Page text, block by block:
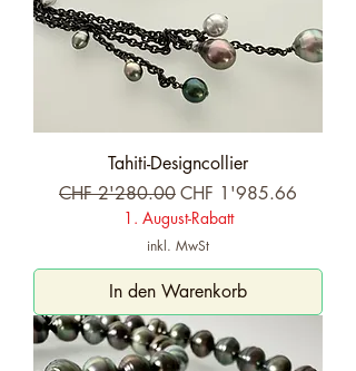
Tahiti-Designcollier
Standardpreis
CHF 2'280.00Sale-Preis
CHF 1'985.66
1. August-Rabatt
inkl. MwSt
In den Warenkorb